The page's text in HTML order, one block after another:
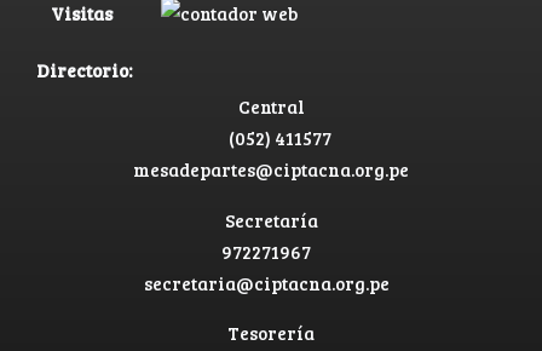
Visitas
Directorio:
Central
(052) 411577
mesadepartes@ciptacna.org.pe
Secretaría
972271967
secretaria@ciptacna.org.pe
Tesorería